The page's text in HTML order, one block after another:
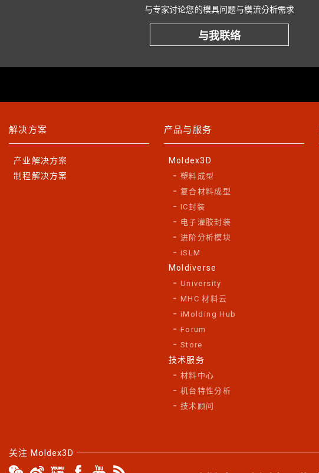
与专家讨论您的模具问题与模流分析需求
与我联络
解决方案
产业解决方案
制程解决方案
产品与服务
Moldex3D
塑料成型
复合材料成型
IC封装
电子灌胶封装
进阶分析模块
iSLM
Moldiverse
University
MHC 材料云
iMolding Hub
Forum
Store
技术服务
材料中心
机台特性分析
技术顾问
关注 Moldex3D